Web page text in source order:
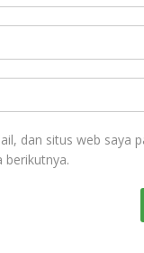
dan situs web saya
berikutnya.